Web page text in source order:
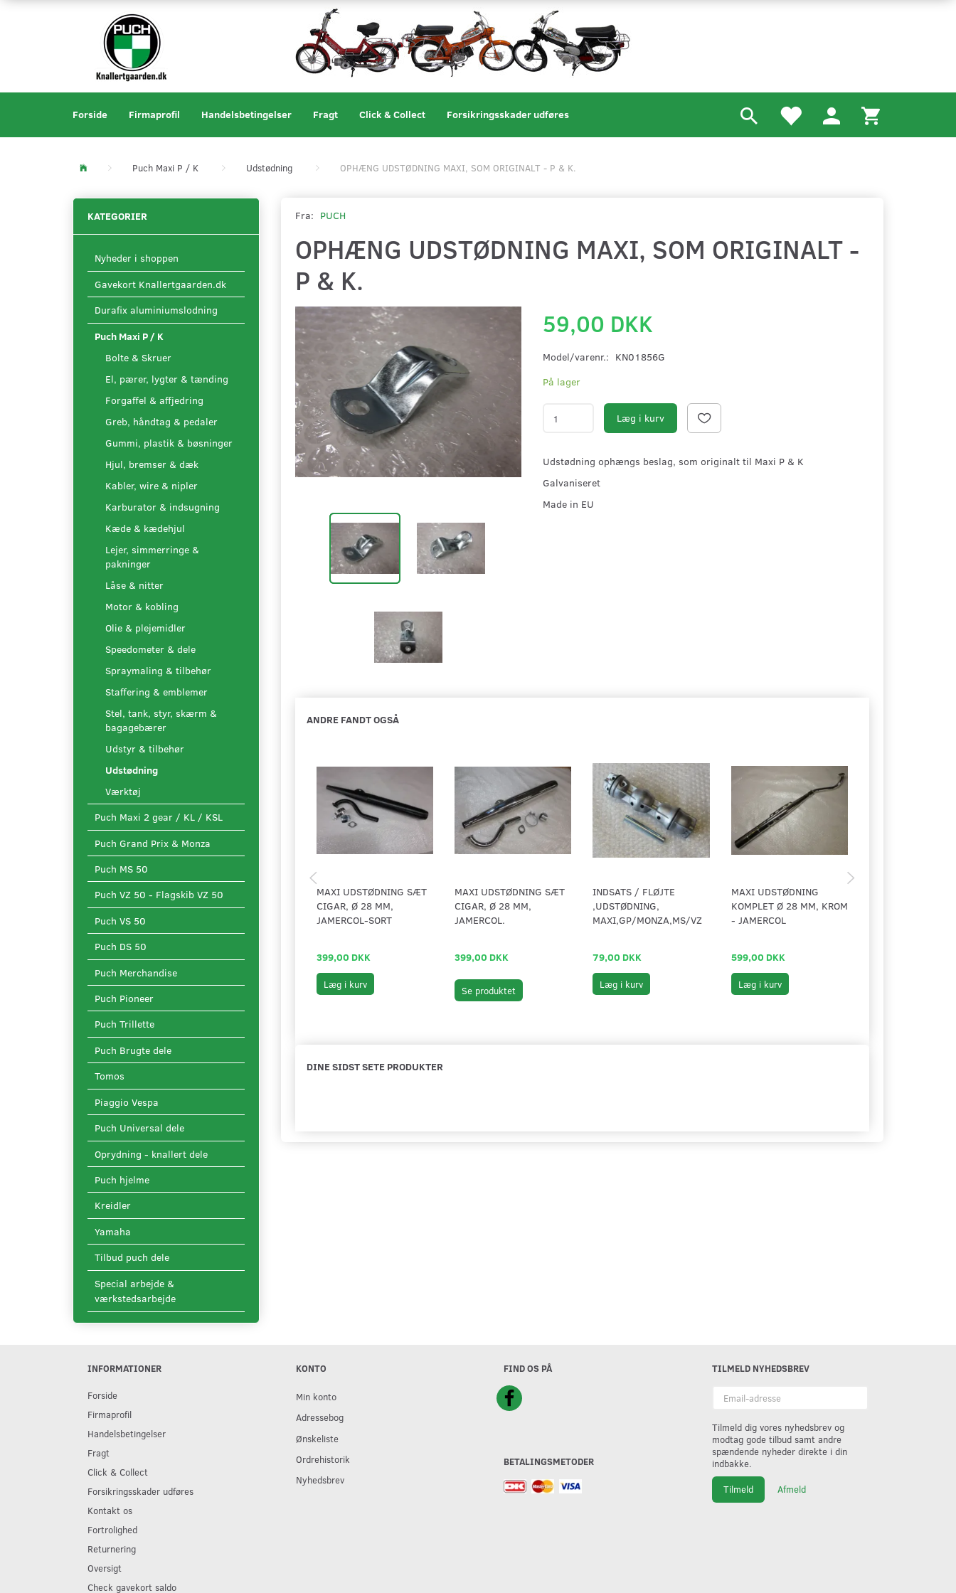
Forside Firmaprofil Handelsbetingelser Fragt Click & Collect Forsikringsskader udføres
Puch Maxi P / K Udstødning OPHÆNG UDSTØDNING MAXI, SOM ORIGINALT - P & K.
KATEGORIER
Nyheder i shoppen
Gavekort Knallertgaarden.dk
Durafix aluminiumslodning
Puch Maxi P / K
Bolte & Skruer
El, pærer, lygter & tænding
Forgaffel & affjedring
Greb, håndtag & pedaler
Gummi, plastik & bøsninger
Hjul, bremser & dæk
Kabler, wire & nipler
Karburator & indsugning
Kæde & kædehjul
Lejer, simmerringe &
pakninger
Låse & nitter
Motor & kobling
Olie & plejemidler
Speedometer & dele
Spraymaling & tilbehør
Staffering & emblemer
Stel, tank, styr, skærm &
bagagebærer
Udstyr & tilbehør
Udstødning
Værktøj
Puch Maxi 2 gear / KL / KSL
Puch Grand Prix & Monza
Puch MS 50
Puch VZ 50 - Flagskib VZ 50
Puch VS 50
Puch DS 50
Puch Merchandise
Puch Pioneer
Puch Trillette
Puch Brugte dele
Tomos
Piaggio Vespa
Puch Universal dele
Oprydning - knallert dele
Puch hjelme
Kreidler
Yamaha
Tilbud puch dele
Special arbejde &
værkstedsarbejde
Fra: PUCH
OPHÆNG UDSTØDNING MAXI, SOM ORIGINALT -
P & K.
59,00 DKK
Model/varenr.: KN01856G
På lager
Læg i kurv
Udstødning ophængs beslag, som originalt til Maxi P & K
Galvaniseret
Made in EU
ANDRE FANDT OGSÅ
MAXI UDSTØDNING SÆT
CIGAR, Ø 28 MM,
JAMERCOL-SORT
399,00 DKK
Læg i kurv
MAXI UDSTØDNING SÆT
CIGAR, Ø 28 MM,
JAMERCOL.
399,00 DKK
Se produktet
INDSATS / FLØJTE
,UDSTØDNING,
MAXI,GP/MONZA,MS/VZ
79,00 DKK
Læg i kurv
MAXI UDSTØDNING
KOMPLET Ø 28 MM, KROM
- JAMERCOL
599,00 DKK
Læg i kurv
DINE SIDST SETE PRODUKTER
INFORMATIONER
Forside
Firmaprofil
Handelsbetingelser
Fragt
Click & Collect
Forsikringsskader udføres
Kontakt os
Fortrolighed
Returnering
Oversigt
Check gavekort saldo
KONTO
Min konto
Adressebog
Ønskeliste
Ordrehistorik
Nyhedsbrev
FIND OS PÅ
BETALINGSMETODER
TILMELD NYHEDSBREV
adresse
Tilmeld dig vores nyhedsbrev og
modtag gode tilbud samt andre
spændende nyheder direkte i din
indbakke.
Tilmeld Afmeld